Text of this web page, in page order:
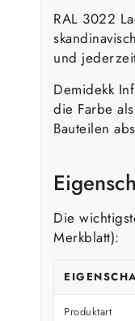
RAL 3022
und
Demidekk
die Farbe
Bauteilen
Die
Merkblatt):
Produktart